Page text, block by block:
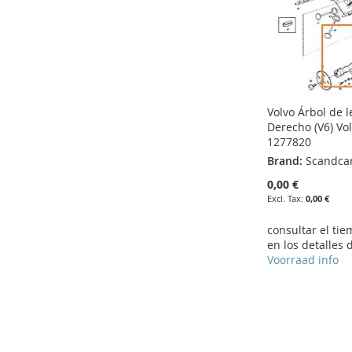
Volvo Árbol de
Derecho (V6)
1277820
Brand:
0,00 €
0,00 €
consultar el
en los detalles
Voorraad info